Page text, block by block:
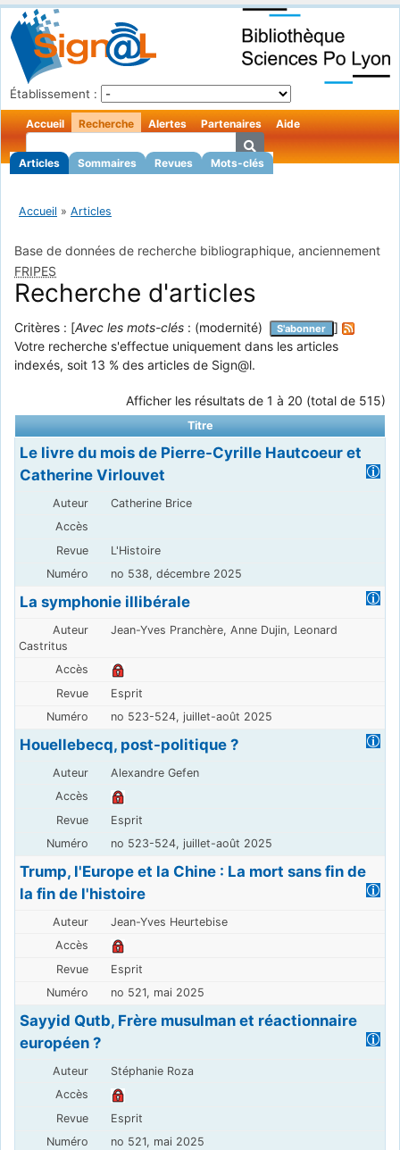
Établissement :
Accueil Recherche
Articles Sommaires Revues Mots-clés
Alertes Partenaires Aide
Accueil » Articles
Base de données de recherche bibliographique, anciennement
FRIPES
Recherche d'articles
Critères : [Avec les mots-clés : (modernité) S'abonner
]
Votre recherche s'effectue uniquement dans les articles
indexés, soit 13 % des articles de Sign@l.
Afficher les résultats de 1 à 20 (total de 515)
Titre
Le livre du mois de Pierre-Cyrille Hautcoeur et
Catherine Virlouvet
Catherine Brice
L'Histoire
no 538, décembre 2025
La symphonie illibérale
Jean-Yves Pranchère, Anne Dujin, Leonard
Castritus
Esprit
no 523-524, juillet-août 2025
Houellebecq, post-politique ?
Alexandre Gefen
Esprit
no 523-524, juillet-août 2025
Trump, l'Europe et la Chine : La mort sans fin de
la fin de l'histoire
Jean-Yves Heurtebise
Esprit
no 521, mai 2025
Sayyid Qutb, Frère musulman et réactionnaire
européen ?
Stéphanie Roza
Esprit
no 521, mai 2025